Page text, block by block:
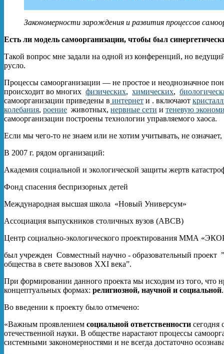
Закономерности зарождения и развития процессов
Есть ли модель самоорганизации, чтобы был
Такой вопрос мне задали на одной из конференций, но
русло.
Процессы самоорганизации — не простое и неоднозначное
происходит во многих физических, химических,
самоорганизации приведены в интернет и . включают
колебания, роение животных, нервные сети и теневую
самоорганизации построены технологии управляемого хаоса.
Если мы чего-то не знаем или не хотим учитывать, не
В 2007 г. рядом организаций:
Академия социальной и экологической защиты жертв
Фонд спасения беспризорных детей
Международная высшая школа «Новый Универсум»
Ассоциация выпускников столичных вузов (АВСВ)
Центр социально-экологического проектирования ММА
был учрежден Совместный научно ‑ образовательный проект
общества в свете вызовов XXI века”.
При формировании данного проекта мы исходим из того, что
концептуальных формах: религиозной, научной и социальной.
Во введении к проекту было отмечено:
«Важным проявлением социальной ответственности сегодня
отечественной науки. В обществе нарастают процессы
системными закономерностями и не всегда достаточно